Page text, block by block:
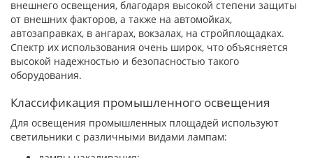
внешнего освещения, благодаря высокой степени защиты
от внешних факторов, а также на автомойках,
автозаправках, в ангарах, вокзалах, на стройплощадках.
Спектр их использования очень широк, что объясняется
высокой надежностью и безопасностью такого
оборудования.
Классификация промышленного освещения
Для освещения промышленных площадей используют
светильники с различными видами лампам: